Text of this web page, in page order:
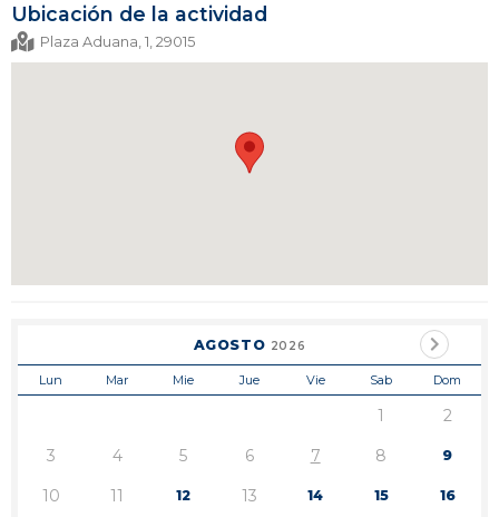
Ubicación de la actividad
Plaza Aduana, 1, 29015
AGOSTO 2026
Lun Mar Mie Jue Vie Sab Dom
1
2
3
4 5 6 7 8 9
10 11 12 13 14 15 16